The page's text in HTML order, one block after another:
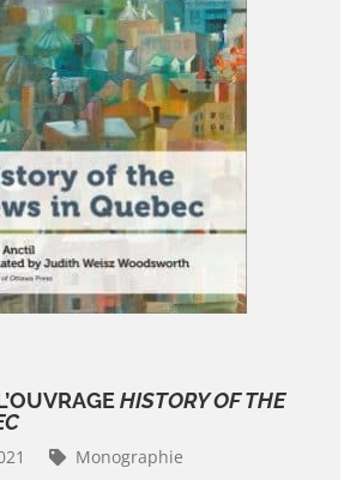
HISTORY OF THE
Monographie